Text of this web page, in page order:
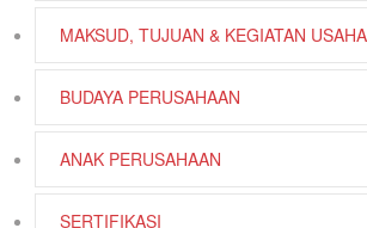
MAKSUD, TUJUAN & KEGIATAN USAHA
BUDAYA PERUSAHAAN
ANAK PERUSAHAAN
SERTIFIKASI